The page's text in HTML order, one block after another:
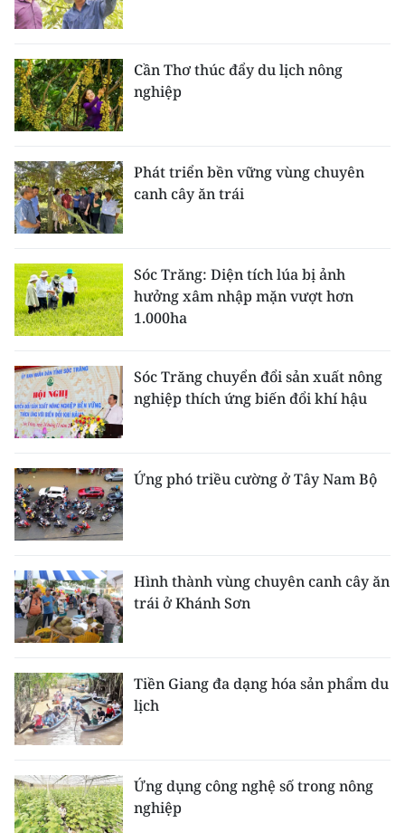
RADIO
MEDIA CENTER
E-Magazine
Video
Media Chính trị
Media Kinh tế
Media Xã hội
Media Pháp luật
Media Du lịch
Media Thế giới
Media Giáo dục
Media Y tế
Media Khoa học - Công nghệ
Media Môi trường
Infographic
TIN ĐỊA PHƯƠNG
Cần Thơ thúc đẩy du lịch nông
nghiệp
Phát triển bền vững vùng chuyên
canh cây ăn trái
Sóc Trăng: Diện tích lúa bị ảnh
hưởng xâm nhập mặn vượt hơn
1.000ha
Sóc Trăng chuyển đổi sản xuất nông
nghiệp thích ứng biến đổi khí hậu
Ứng phó triều cường ở Tây Nam Bộ
Hình thành vùng chuyên canh cây ăn
trái ở Khánh Sơn
Tiền Giang đa dạng hóa sản phẩm du
lịch
Ứng dụng công nghệ số trong nông
nghiệp